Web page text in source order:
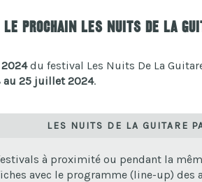
le prochain Les Nuits De La
du festival Les Nuits De La
au 25 juillet 2024.
LES NUITS DE LA GUITARE
à proximité ou pendant la
avec le programme (line-up)